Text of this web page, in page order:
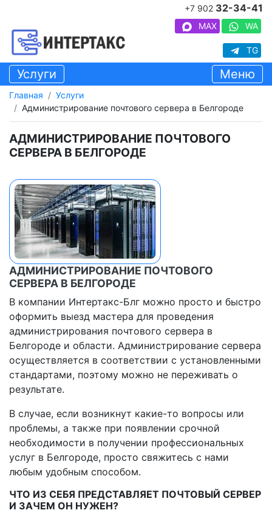
+7 902 32-34-41
MAX WA
TG
Услуги Меню
Главная
Услуги
Администрирование почтового сервера в Белгороде
АДМИНИСТРИРОВАНИЕ ПОЧТОВОГО
СЕРВЕРА В БЕЛГОРОДЕ
АДМИНИСТРИРОВАНИЕ ПОЧТОВОГО
СЕРВЕРА В БЕЛГОРОДЕ
В компании Интертакс-Блг можно просто и быстро
оформить выезд мастера для проведения
администрирования почтового сервера в
Белгороде и области. Администрирование сервера
осуществляется в соответствии с установленными
стандартами, поэтому можно не переживать о
результате.
В случае, если возникнут какие-то вопросы или
проблемы, а также при появлении срочной
необходимости в получении профессиональных
услуг в Белгороде, просто свяжитесь с нами
любым удобным способом.
ЧТО ИЗ СЕБЯ ПРЕДСТАВЛЯЕТ ПОЧТОВЫЙ СЕРВЕР
И ЗАЧЕМ ОН НУЖЕН?